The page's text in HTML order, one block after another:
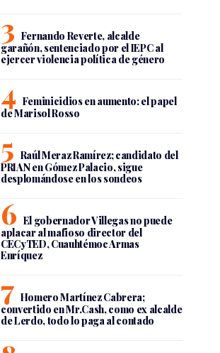
Fernando Reverte, alcalde
garañón, sentenciado por el IEPC al
ejercer violencia política de género
Feminicidios en aumento: el papel
de Marisol Rosso
Raúl Meraz Ramírez; candidato del
PRIAN en Gómez Palacio, sigue
desplomándose en los sondeos
El gobernador Villegas no puede
aplacar al mafioso director del
CECyTED, Cuauhtémoc Armas
Enríquez
Homero Martínez Cabrera;
convertido en Mr.Cash, como ex alcalde
de Lerdo, todo lo paga al contado